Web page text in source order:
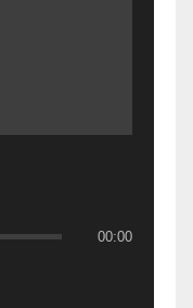
00:00